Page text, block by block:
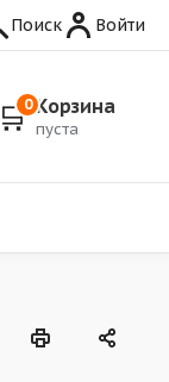
Поиск Войти
0 Корзина
пуста